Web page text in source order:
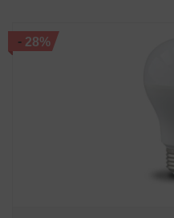
-28%